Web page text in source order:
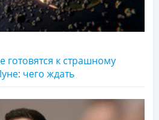
готовятся к страшному
чего ждать